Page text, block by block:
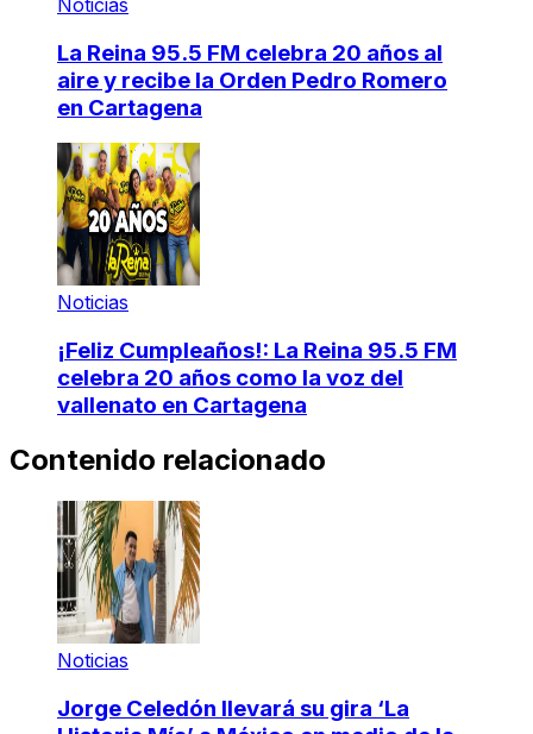
Noticias
La Reina 95.5 FM celebra 20 años al
aire y recibe la Orden Pedro Romero
en Cartagena
Noticias
¡Feliz Cumpleaños!: La Reina 95.5 FM
celebra 20 años como la voz del
vallenato en Cartagena
Contenido relacionado
Noticias
Jorge Celedón llevará su gira ‘La